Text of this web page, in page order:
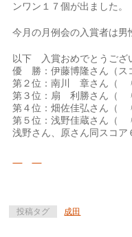
ンワン１７個が出ました。
今月の月例会の入賞者は男
以下 入賞おめでとうござ
優 勝：伊藤博隆さん（ス
第２位：南川 章さ
第３位：扇 利勝さ
第４位：畑佐佳弘さ
第５位：浅野佳蔵さ
浅野さん、原さん同スコア
投稿タグ 成田